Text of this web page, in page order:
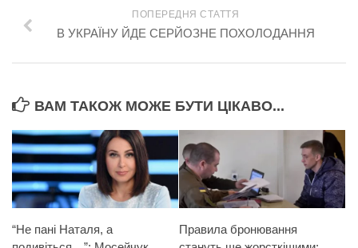
ПОПЕРЕДНЯ СТАТТЯ
В УКРАЇНУ ЙДЕ СЕРЙОЗНЕ ПОХОЛОДАННЯ
ВАМ ТАКОЖ МОЖЕ БУТИ ЦІКАВО...
“Не пані Наталя, а
Правила бронювання